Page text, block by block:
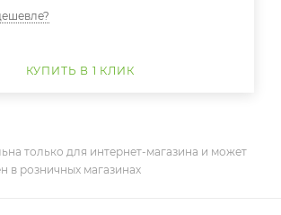
КУПИТЬ В 1 КЛИК
только для интернет-магазина и может
в розничных магазинах